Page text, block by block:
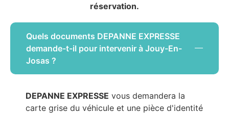
réservation.
Quels documents DEPANNE EXPRESSE
demande-t-il pour intervenir à Jouy-En-
Josas ?
DEPANNE EXPRESSE vous demandera la
carte grise du véhicule et une pièce d'identité